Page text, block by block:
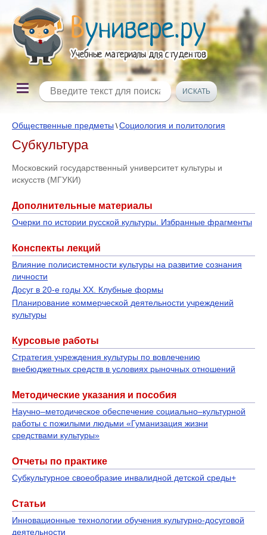
Общественные предметы \Социология и политология
Субкультура
Московский государственный университет культуры и
искусств (МГУКИ)
Дополнительные материалы
Очерки по истории русской культуры. Избранные фрагменты
Конспекты лекций
Влияние полисистемности культуры на развитие сознания
личности
Досуг в 20-е годы XX. Клубные формы
Планирование коммерческой деятельности учреждений
культуры
Курсовые работы
Стратегия учреждения культуры по вовлечению
внебюджетных средств в условиях рыночных отношений
Методические указания и пособия
Научно–методическое обеспечение социально–культурной
работы с пожилыми людьми «Гуманизация жизни
средствами культуры»
Отчеты по практике
Субкультурное своеобразие инвалидной детской среды+
Статьи
Инновационные технологии обучения культурно-досуговой
деятельности